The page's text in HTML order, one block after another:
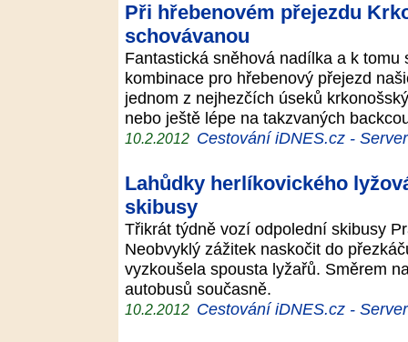
Při hřebenovém přejezdu
schovávanou
Fantastická sněhová nadílka a k
kombinace pro hřebenový přejezd
jednom z nejhezčích úseků
nebo ještě lépe na takzvaných
10.2.2012 Cestování iDNES.cz -
Lahůdky herlíkovického
skibusy
Třikrát týdně vozí odpolední skibusy
Neobvyklý zážitek naskočit do
vyzkoušela spousta lyžařů. Směrem
autobusů současně.
10.2.2012 Cestování iDNES.cz -